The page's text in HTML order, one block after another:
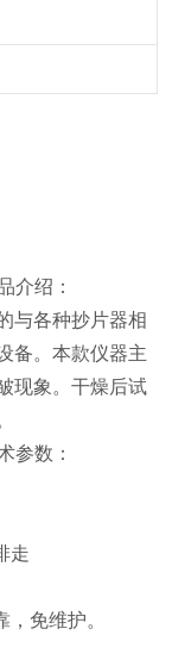
介绍：
与各种抄片器相
备。本款仪器主
现象。干燥后试
参数：
走
，免维护。